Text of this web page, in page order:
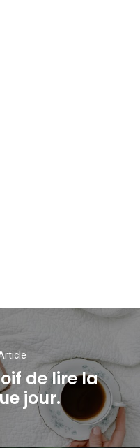
de lire la
jour.